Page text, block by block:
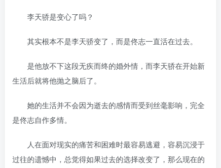
李天骄是变心了吗？
其实根本不是李天骄变了，而是佟志一直活在过去。
是他放不下这段无疾而终的婚外情，而李天骄在开始新
生活后就将他抛之脑后了。
她的生活并不会因为逝去的感情而受到丝毫影响，完全
是佟志自作多情。
人在面对现实的痛苦和困难时最容易逃避，容易沉浸于
过往的遗憾中，总觉得如果过去的选择改变了，那么现在的